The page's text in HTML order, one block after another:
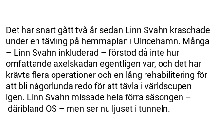
Det har snart gått två år sedan Linn Svahn kraschade
under en tävling på hemmaplan i Ulricehamn. Många
– Linn Svahn inkluderad – förstod då inte hur
omfattande axelskadan egentligen var, och det har
krävts flera operationer och en lång rehabilitering för
att bli någorlunda redo för att tävla i världscupen
igen. Linn Svahn missade hela förra säsongen –
däribland OS – men ser nu ljuset i tunneln.